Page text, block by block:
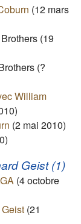
(12 mars
(19
(?
William
(2 mai 2010)
Geist (1)
(4 octobre
(21